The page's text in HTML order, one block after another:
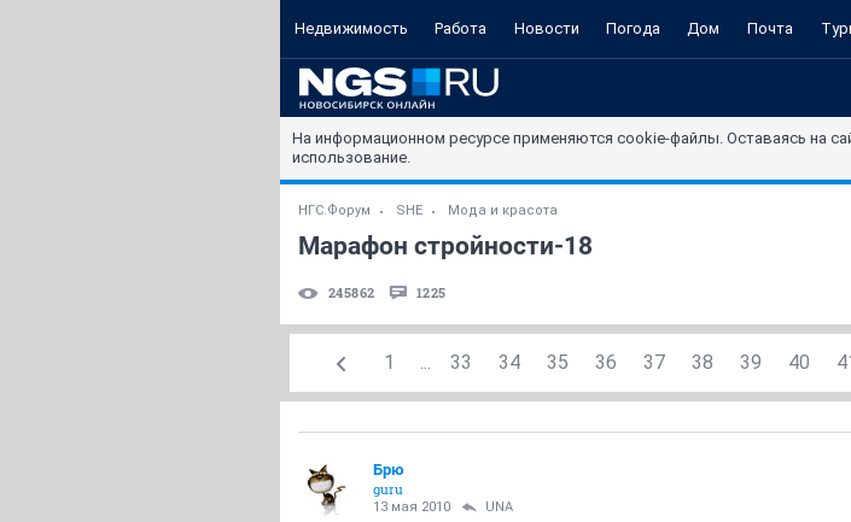
Недвижимость Работа Новости Погода Дом Почта
На информационном ресурсе применяются cookie-файлы. Оставаясь на
использование.
НГС.Форум SHE Мода и красота
Марафон стройности-18
245862 1225
1 ... 33 34 35 36 37 38 39 40
Брю
guru
13 мая 2010 UNА